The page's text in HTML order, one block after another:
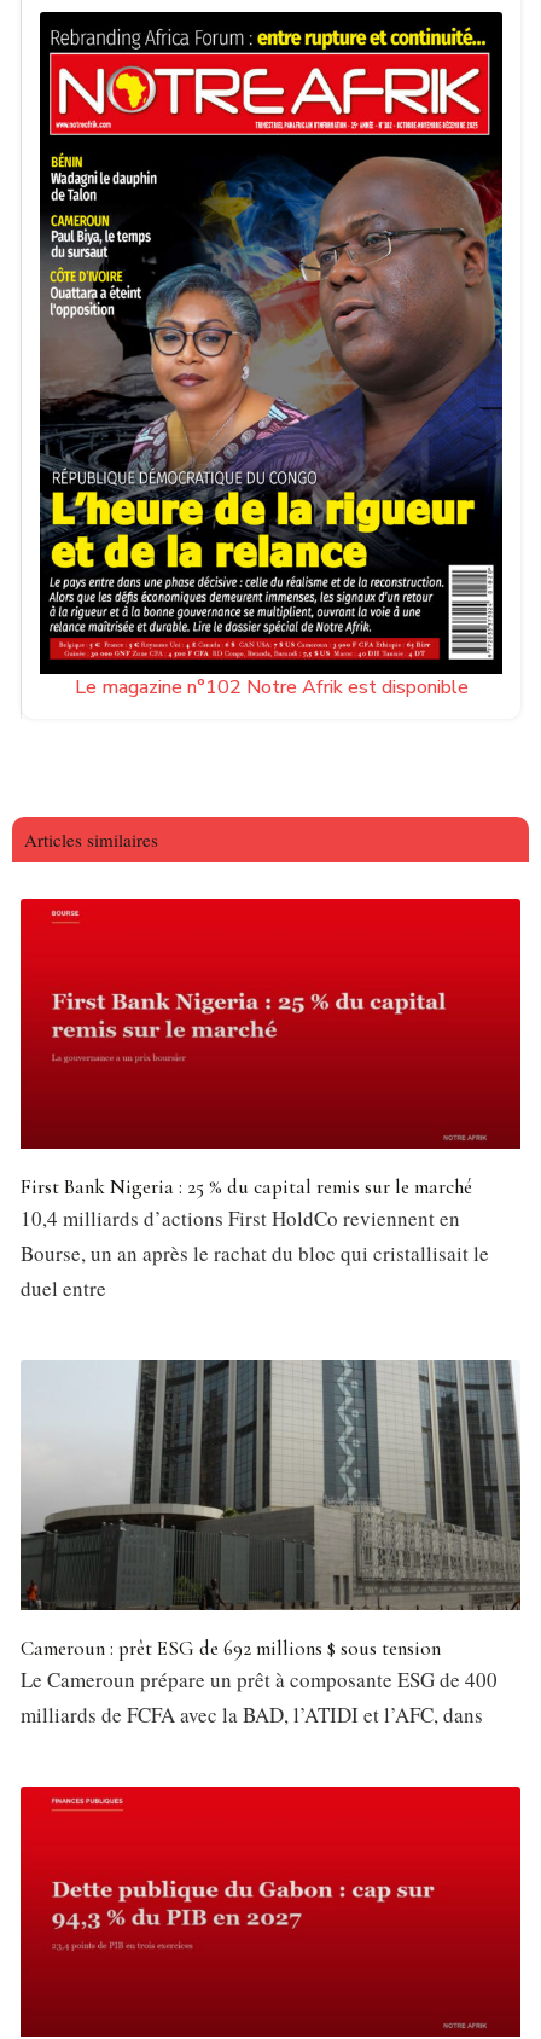
Le magazine n°102 Notre Afrik est disponible
Articles similaires
First Bank Nigeria : 25 % du capital remis sur le marché
10,4 milliards d’actions First HoldCo reviennent en
Bourse, un an après le rachat du bloc qui cristallisait le
duel entre
Cameroun : prêt ESG de 692 millions $ sous tension
Le Cameroun prépare un prêt à composante ESG de 400
milliards de FCFA avec la BAD, l’ATIDI et l’AFC, dans